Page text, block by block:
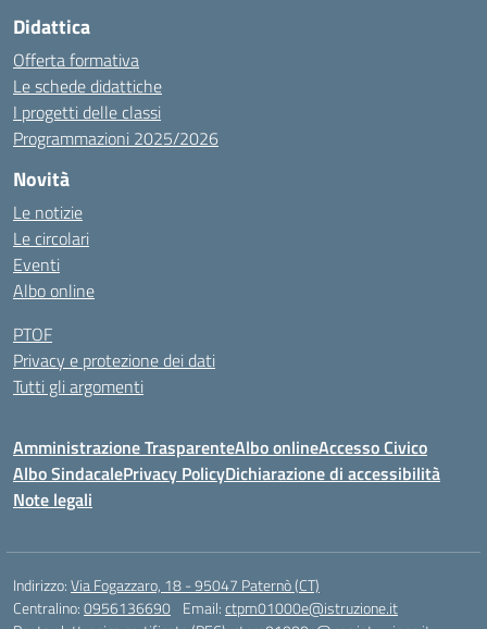
Didattica
Offerta formativa
Le schede didattiche
I progetti delle classi
Programmazioni 2025/2026
Novità
Le notizie
Le circolari
Eventi
Albo online
PTOF
Privacy e protezione dei dati
Tutti gli argomenti
Amministrazione TrasparenteAlbo onlineAccesso Civico
Albo SindacalePrivacy PolicyDichiarazione di accessibilità
Note legali
Indirizzo:Via Fogazzaro, 18 - 95047 Paternò (CT)
Centralino:0956136690 Email:ctpm01000e@istruzione.it